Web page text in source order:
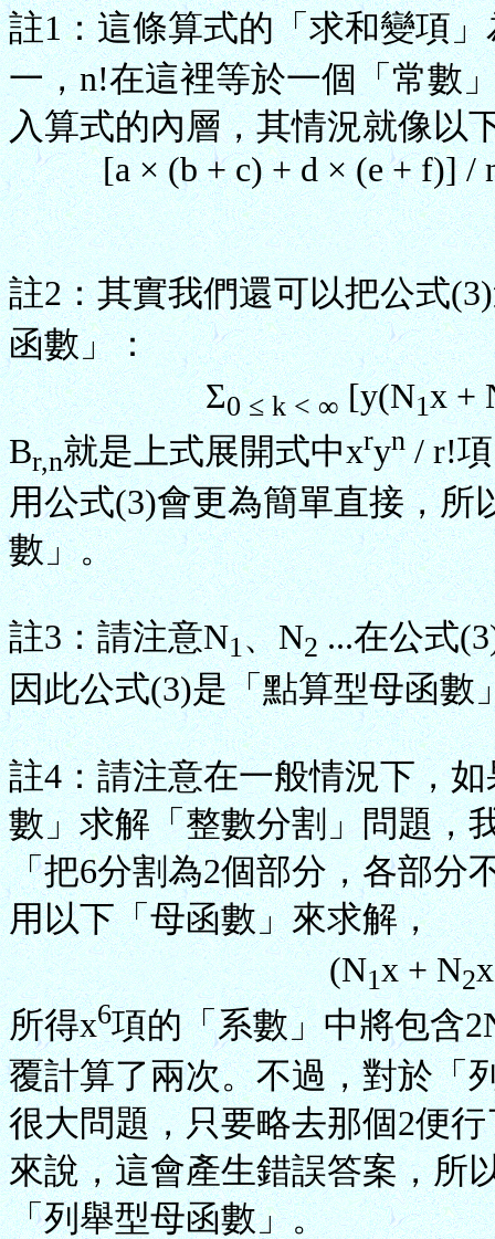
註1：這條算式的「求和變項
一，n!在這裡等於一個「常數
入算式的內層，其情況就像以
[a × (b + c) + d × (e + f)] /
註2：其實我們還可以把公式
函數」：
Σ0 ≤ k < ∞[y(N1x +
Br,n就是上式展開式中xryn/ r!項
用公式(3)會更為簡單直接，所
數」。
註3：請注意N1、N2...在公式
因此公式(3)是「點算型母函數
註4：請注意在一般情況下，
數」求解「整數分割」問題，
「把6分割為2個部分，各部分
用以下「母函數」來求解，
(N1x + N2x
所得x6項的「系數」中將包含
覆計算了兩次。不過，對於「
很大問題，只要略去那個2便
來說，這會產生錯誤答案，所
「列舉型母函數」。